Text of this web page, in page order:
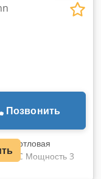
Позвонить
, Пертловая
C Мощность 3
камеры